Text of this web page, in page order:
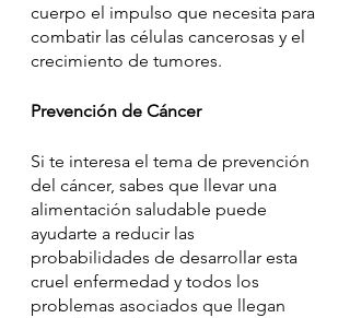
cuerpo el impulso que necesita para
combatir las células cancerosas y el
crecimiento de tumores.
Prevención de Cáncer
Si te interesa el tema de prevención
del cáncer, sabes que llevar una
alimentación saludable puede
ayudarte a reducir las
probabilidades de desarrollar esta
cruel enfermedad y todos los
problemas asociados que llegan